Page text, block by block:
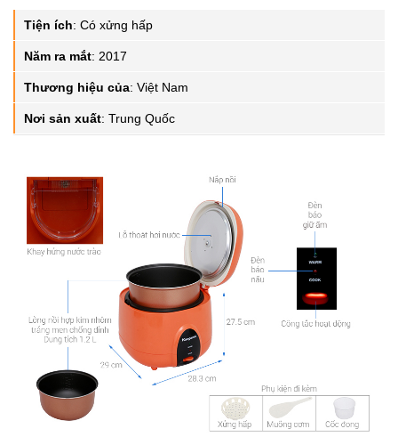
Tiện ích: Có xửng hấp
Năm ra mắt: 2017
Thương hiệu của: Việt Nam
Nơi sản xuất: Trung Quốc